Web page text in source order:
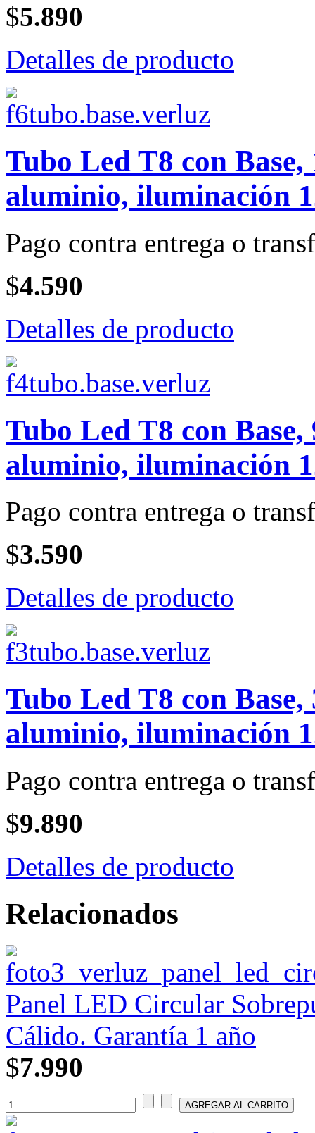
$5.890
Detalles de producto
Tubo Led T8 con
aluminio, iluminación
Pago contra entrega o
$4.590
Detalles de producto
Tubo Led T8 con
aluminio, iluminación
Pago contra entrega o
$3.590
Detalles de producto
Tubo Led T8 con
aluminio, iluminación
Pago contra entrega o
$9.890
Detalles de producto
Relacionados
Panel LED Circular
Cálido. Garantía 1 año
$7.990